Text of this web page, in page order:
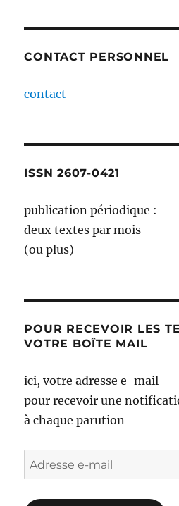
CONTACT PERSONNEL
contact
ISSN 2607-0421
publication périodique :
deux textes par mois
(ou plus)
POUR RECEVOIR LES
VOTRE BOÎTE MAIL
ici, votre adresse e-mail
pour recevoir une
à chaque parution
Adresse
e-
mail